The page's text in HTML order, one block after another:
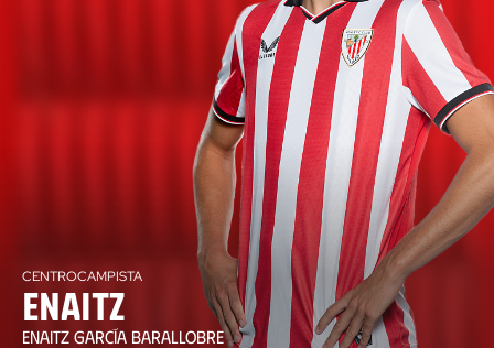
CENTROCAMPISTA
Enaitz
ENAITZ GARCÍA BARALLOBRE